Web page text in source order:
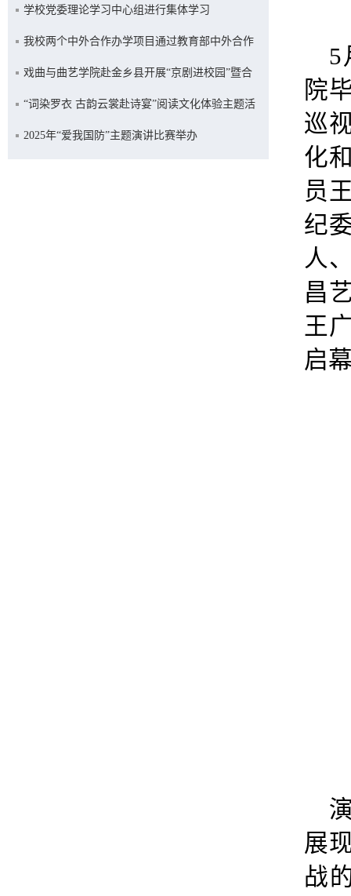
学校党委理论学习中心组进行集体学习
我校两个中外合作办学项目通过教育部中外合作
办学专项评估
戏曲与曲艺学院赴金乡县开展“京剧进校园”暨合
约续签活动
“词染罗衣 古韵云裳赴诗宴”阅读文化体验主题活
动举办
2025年“爱我国防”主题演讲比赛举办
5
院
巡
化
员
纪
人
昌
王
启
展
战